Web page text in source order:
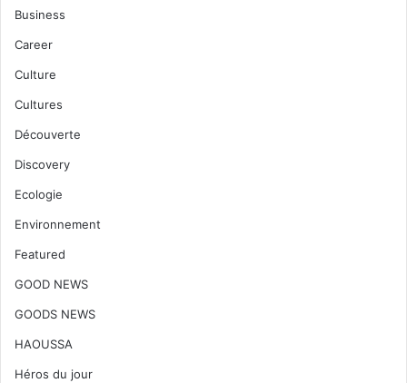
Business
Career
Culture
Cultures
Découverte
Discovery
Ecologie
Environnement
Featured
GOOD NEWS
GOODS NEWS
HAOUSSA
Héros du jour